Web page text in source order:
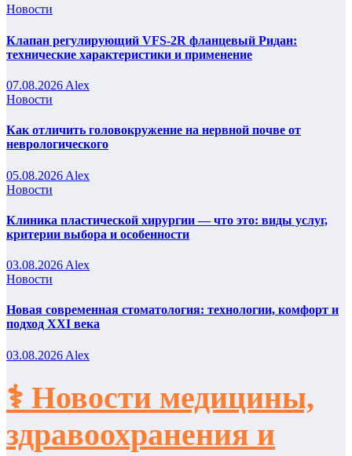
Новости
Клапан регулирующий VFS-2R фланцевый Ридан:
технические характеристики и применение
07.08.2026 Alex
Новости
Как отличить головокружение на нервной почве от
неврологического
05.08.2026 Alex
Новости
Клиника пластической хирургии — что это: виды услуг,
критерии выбора и особенности
03.08.2026 Alex
Новости
Новая современная стоматология: технологии, комфорт и
подход XXI века
03.08.2026 Alex
⚕️ Новости медицины,
здравоохранения и